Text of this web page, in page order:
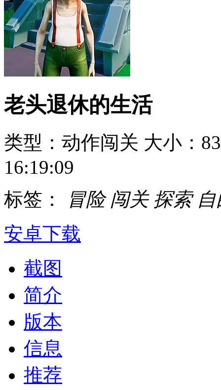
老头退休的生活
类型：动作闯关 大小：
16:19:09
标签：
冒险 闯关 探索
安卓下载
截图
简介
版本
信息
推荐